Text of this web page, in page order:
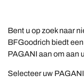
Bent u op zoek naar
BFGoodrich biedt
PAGANI aan om aan
Selecteer uw